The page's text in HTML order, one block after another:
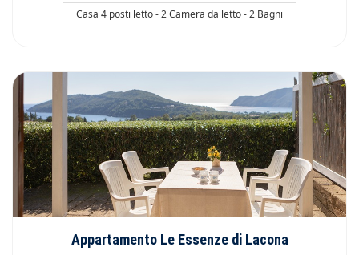
Casa 4 posti letto - 2 Camera da letto - 2 Bagni
Appartamento Le Essenze di Lacona